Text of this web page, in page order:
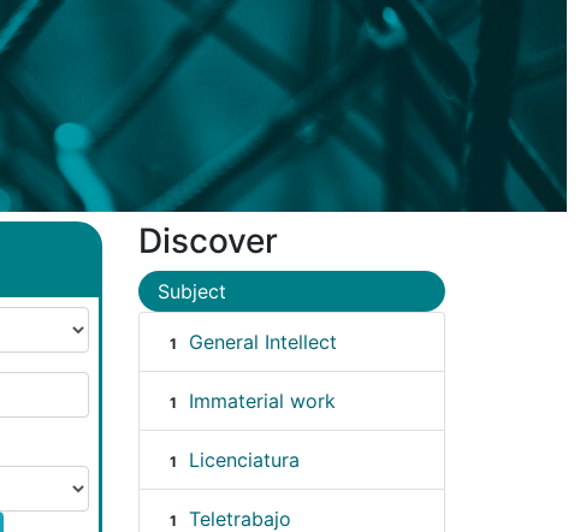
Discover
Subject
1 General Intellect
1 Immaterial work
1 Licenciatura
1 Teletrabajo